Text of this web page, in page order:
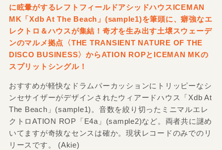
に眩暈がするレフトフィールドアシッドハウスICEMAN
MK「Xdb At The Beach」(sample1)を筆頭に、癖強なエ
レクトロ＆ハウスが集結！奇才を生み出す土壌スウェーデ
ンのマルメ拠点〈THE TRANSIENT NATURE OF THE
DISCO BUSINESS〉からATION ROPとICEMAN MKの
スプリットシングル！
おすすめが軽快なドラムパーカッションにトリッピーなシ
ンセサイザーがデザインされたウィアードハウス「Xdb At
The Beach」(sample1)。音数を絞り切ったミニマルエレ
クトロATION ROP「E4a」(sample2)など。両者共に謎め
いてますが奇抜なセンスは確か。現状レコードのみでのリ
リースです。 (Akie)